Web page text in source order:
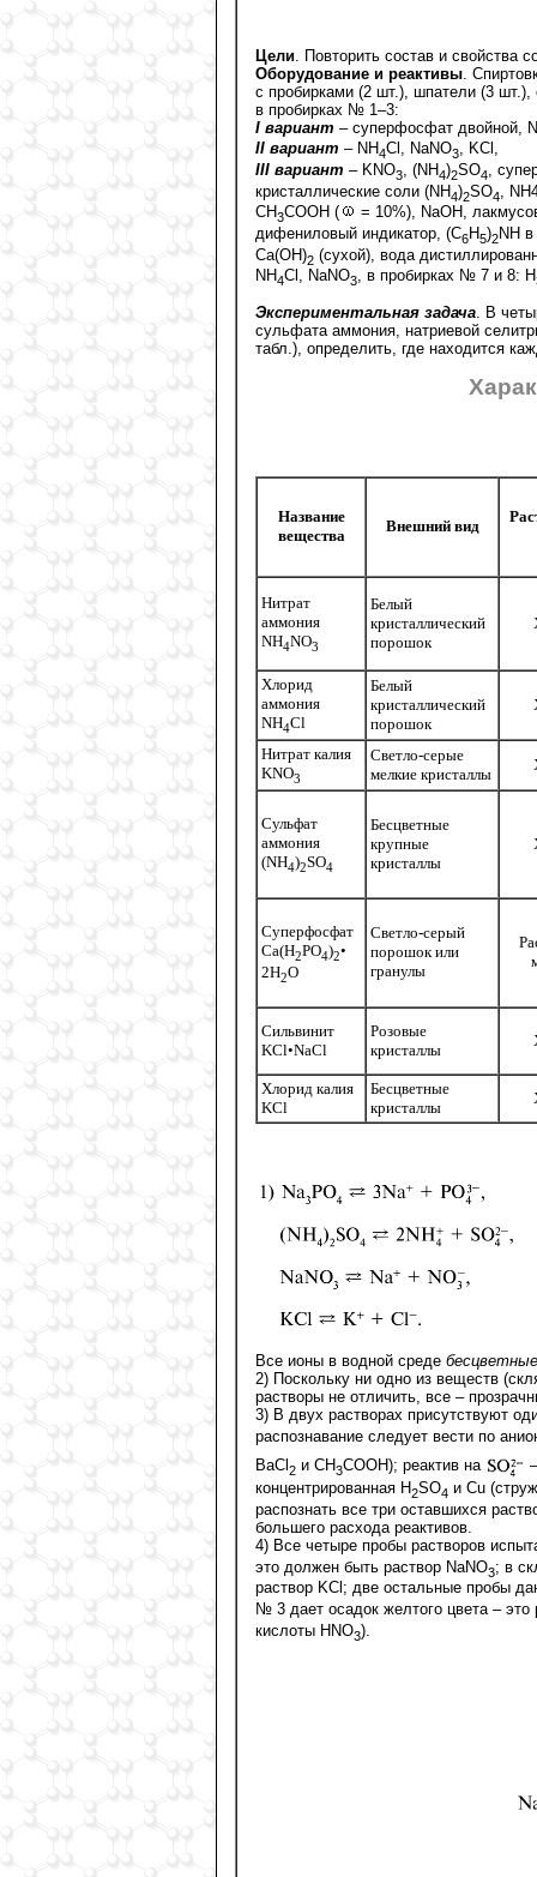
Цели . Повторить состав и
Оборудование и реактивы .
с пробирками (2 шт.), шпатели (3 шт.),
в пробирках № 1–3:
I вариант – суперфосфат двойной,
II вариант – NH4Сl, NaNO3, KCl,
III вариант – KNO3 , (NH4)2SO4
,
кристаллические соли (NH4)2SO4
,
СН3СOOH (
= 10%), NaOH,
дифениловый индикатор, (C6H5)2NH
Ca(OH)2 (сухой), вода
NH4Cl, NaNO3, в пробирках № 7 и 8: H
Экспериментальная задача. В
сульфата аммония, натриевой
табл.), определить, где находится
Название
вещества
Внешний вид
Нитрат
аммония
NH4NO3
Белый
кристаллический
порошок
Хлорид
аммония
NH4Cl
Белый
кристаллический
порошок
Нитрат калия
KNO3
Светло-серые
мелкие кристаллы
Cульфат
аммония
(NH4)2SO4
Бесцветные
крупные
кристаллы
Суперфосфат
Са(H2PO4)2•
2H2O
Светло-серый
порошок или
гранулы
Сильвинит
KCl•NaCl
Розовые
кристаллы
Хлорид калия
KCl
Бесцветные
кристаллы
Все ионы в водной среде бесцветные
2) Поскольку ни одно из веществ
растворы не отличить, все –
3) В двух растворах присутствуют
распознавание следует вести по
BaCl 2 и СН3СООН); реактив на
концентрированная Н2SO4 и Cu
распознать все три оставшихся
большего расхода реактивов.
4) Все четыре пробы растворов
это должен быть раствор NaNO3; в
раствор KCl; две остальные пробы
№ 3 дает осадок желтого цвета – это
кислоты HNO3).